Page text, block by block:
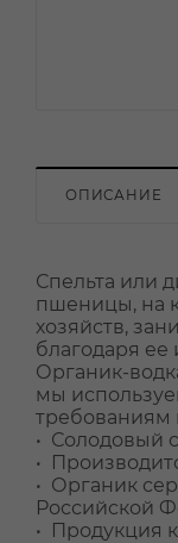
ОПИСАНИЕ
Спельта или
пшеницы, на
хозяйств,
благодаря
Органик-
мы
требованиям
• Солодовый
•
• Органик
Российской
• Продукция